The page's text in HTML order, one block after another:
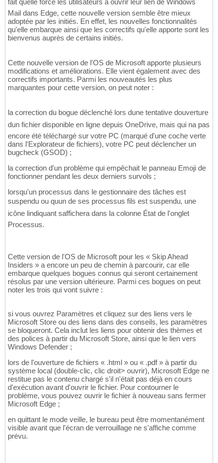
Mail dans Edge, cette nouvelle version semble être mieux
adoptée par les initiés. En effet, les nouvelles fonctionnalités
qu'elle embarque ainsi que les correctifs qu'elle apporte sont les
bienvenus auprès de certains initiés.
Cette nouvelle version de l'OS de Microsoft apporte plusieurs
modifications et améliorations. Elle vient également avec des
correctifs importants. Parmi les nouveautés les plus
marquantes pour cette version, on peut noter :
la correction du bogue déclenché lors dune tentative douverture
dun fichier disponible en ligne depuis OneDrive, mais qui na pas
encore été téléchargé sur votre PC (marqué d'une coche verte
dans l'Explorateur de fichiers), votre PC peut déclencher un
bugcheck (GSOD) ;
la correction d'un problème qui empêchait le panneau Emoji de
fonctionner pendant les deux derniers survols ;
lorsqu'un processus dans le gestionnaire des tâches est
suspendu ou quun de ses processus fils est suspendu, une
icône lindiquant saffichera dans la colonne État de l'onglet
Processus.
Cette version de l'OS de Microsoft pour les « Skip Ahead
Insiders » a encore un peu de chemin à parcourir, car elle
embarque quelques bogues connus qui seront certainement
résolus par une version ultérieure. Parmi ces bogues on peut
noter les trois qui vont suivre :
si vous ouvrez Paramètres et cliquez sur des liens vers le
Microsoft Store ou des liens dans des conseils, les paramètres
se bloqueront. Cela inclut les liens pour obtenir des thèmes et
des polices à partir du Microsoft Store, ainsi que le lien vers
Windows Defender ;
lors de l'ouverture de fichiers « .html » ou « .pdf » à partir du
système local (double-clic, clic droit> ouvrir), Microsoft Edge ne
restitue pas le contenu chargé s'il n'était pas déjà en cours
d'exécution avant d'ouvrir le fichier. Pour contourner le
problème, vous pouvez ouvrir le fichier à nouveau sans fermer
Microsoft Edge ;
en quittant le mode veille, le bureau peut être momentanément
visible avant que l'écran de verrouillage ne s'affiche comme
prévu.